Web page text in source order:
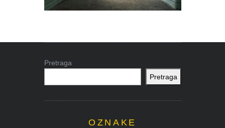
Pretraga
Pretraga
OZNAKE